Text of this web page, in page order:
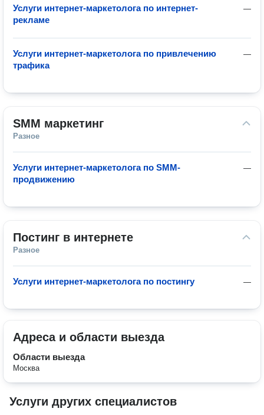
—
Услуги интернет-маркетолога по интернет-
рекламе
—
Услуги интернет-маркетолога по привлечению
трафика
SMM маркетинг
Разное
—
Услуги интернет-маркетолога по SMM-
продвижению
Постинг в интернете
Разное
—
Услуги интернет-маркетолога по постингу
Адреса и области выезда
Области выезда
Москва
Услуги других специалистов